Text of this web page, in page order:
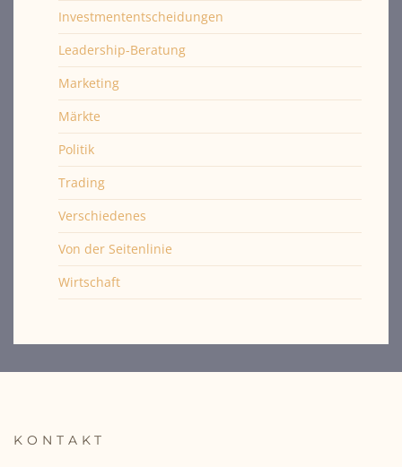
Investmententscheidungen
Leadership-Beratung
Marketing
Märkte
Politik
Trading
Verschiedenes
Von der Seitenlinie
Wirtschaft
KONTAKT